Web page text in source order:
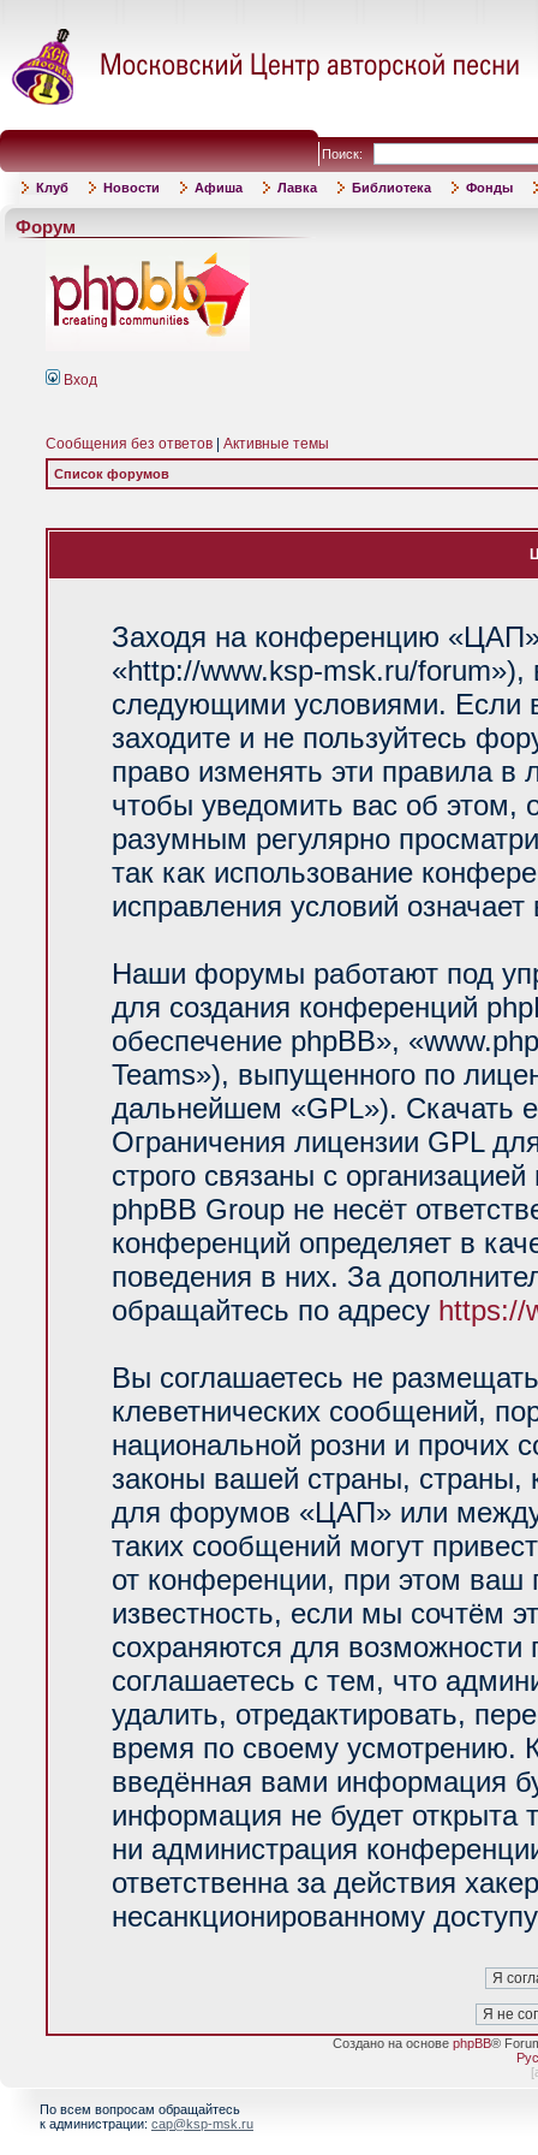
Поиск:
Клуб Новости Афиша Лавка Библиотека Фонды
Форум
Вход
Сообщения без ответов Активные темы
Список форумов
Заходя на конференцию
«http://www.ksp-msk.ru/forum»),
следующими условиями. Если
заходите и не пользуйтесь
право изменять эти правила
чтобы уведомить вас об
разумным регулярно
так как использование
исправления условий
Наши форумы работают под
для создания конференций
обеспечение phpBB»,
Teams»), выпущенного по
дальнейшем «GPL»). Скачать
Ограничения лицензии GPL
строго связаны с
phpBB Group не несёт
конференций определяет в
поведения в них. За
обращайтесь по адресу https://
Вы соглашаетесь не
клеветнических сообщений,
национальной розни и прочих
законы вашей страны, страны,
для форумов «ЦАП» или
таких сообщений могут
от конференции, при этом ваш
известность, если мы сочтём
сохраняются для возможности
соглашаетесь с тем, что
удалить, отредактировать,
время по своему усмотрению.
введённая вами информация
информация не будет открыта
ни администрация
ответственна за действия
несанкционированному
Создано на основе phpBB®
[
По всем вопросам обращайтесь
к администрации: cap@ksp-msk.ru